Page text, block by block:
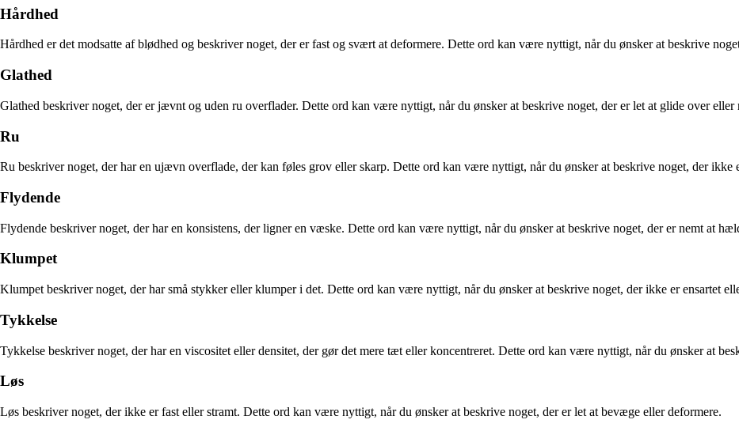
Hårdhed
Hårdhed er det modsatte af blødhed og beskriver noget, der er fast og svært at deformere. Dette ord kan være nyttigt, når du ønsker at beskrive
Glathed
Glathed beskriver noget, der er jævnt og uden ru overflader. Dette ord kan være nyttigt, når du ønsker at beskrive noget, der er let at glide over eller
Ru
Ru beskriver noget, der har en ujævn overflade, der kan føles grov eller skarp. Dette ord kan være nyttigt, når du ønsker at beskrive noget, der ikke
Flydende
Flydende beskriver noget, der har en konsistens, der ligner en væske. Dette ord kan være nyttigt, når du ønsker at beskrive noget, der er nemt at
Klumpet
Klumpet beskriver noget, der har små stykker eller klumper i det. Dette ord kan være nyttigt, når du ønsker at beskrive noget, der ikke er ensartet
Tykkelse
Tykkelse beskriver noget, der har en viscositet eller densitet, der gør det mere tæt eller koncentreret. Dette ord kan være nyttigt, når du ønsker at
Løs
Løs beskriver noget, der ikke er fast eller stramt. Dette ord kan være nyttigt, når du ønsker at beskrive noget, der er let at bevæge eller deformere.